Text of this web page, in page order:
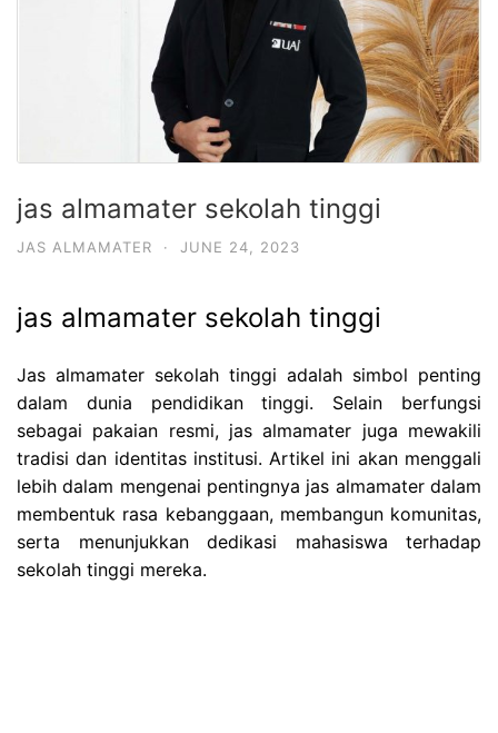
jas almamater sekolah tinggi
JAS ALMAMATER · JUNE 24, 2023
jas almamater sekolah tinggi
Jas almamater sekolah tinggi adalah simbol penting
dalam dunia pendidikan tinggi. Selain berfungsi
sebagai pakaian resmi, jas almamater juga mewakili
tradisi dan identitas institusi. Artikel ini akan menggali
lebih dalam mengenai pentingnya jas almamater dalam
membentuk rasa kebanggaan, membangun komunitas,
serta menunjukkan dedikasi mahasiswa terhadap
sekolah tinggi mereka.